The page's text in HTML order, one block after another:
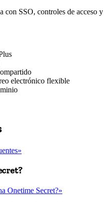
con SSO, controles de acceso y
electrónico flexible
Onetime Secret?»